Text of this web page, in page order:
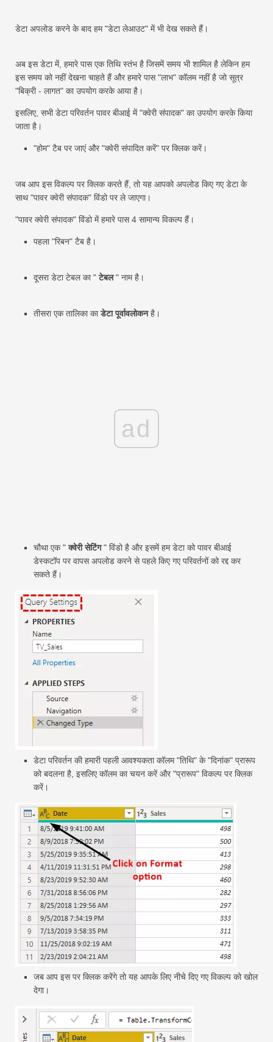
डेटा अपलोड करने के बाद हम "डेटा लेआउट" में भी देख सकते हैं।
अब इस डेटा में, हमारे पास एक तिथि स्तंभ है जिसमें समय भी शामिल है लेकिन हम
इस समय को नहीं देखना चाहते हैं और हमारे पास "लाभ" कॉलम नहीं है जो सूत्र
"बिक्री - लागत" का उपयोग करके आया है।
इसलिए, सभी डेटा परिवर्तन पावर बीआई में "क्वेरी संपादक" का उपयोग करके किया
जाता है।
"होम" टैब पर जाएं और "क्वेरी संपादित करें" पर क्लिक करें।
जब आप इस विकल्प पर क्लिक करते हैं, तो यह आपको अपलोड किए गए डेटा के
साथ "पावर क्वेरी संपादक" विंडो पर ले जाएगा।
"पावर क्वेरी संपादक" विंडो में हमारे पास 4 सामान्य विकल्प हैं।
पहला "रिबन" टैब है।
दूसरा डेटा टेबल का "टेबल" नाम है।
तीसरा एक तालिका काडेटा पूर्वावलोकनहै।
ad
चौथा एक "क्वेरी सेटिंग" विंडो है और इसमें हम डेटा को पावर बीआई
डेस्कटॉप पर वापस अपलोड करने से पहले किए गए परिवर्तनों को रद्द कर
सकते हैं।
डेटा परिवर्तन की हमारी पहली आवश्यकता कॉलम "तिथि" के "दिनांक" प्रारूप
को बदलना है, इसलिए कॉलम का चयन करें और "प्रारूप" विकल्प पर क्लिक
करें।
जब आप इस पर क्लिक करेंगे तो यह आपके लिए नीचे दिए गए विकल्प को खोल
देगा।